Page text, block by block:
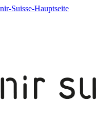
Suisse-Hauptseite